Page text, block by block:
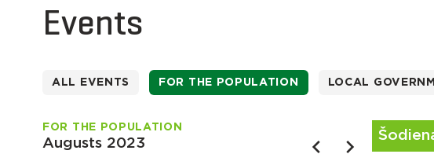
Events
ALL EVENTS FOR THE POPULATION LOCAL
FOR THE POPULATION
Augusts 2023